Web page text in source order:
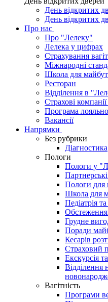
День відкритих
День відкритих
Про нас
Про "Лелеку"
Лелека у цифрах
Страхування
Міжнародні
Школа для
Ресторан
Відділення в
Страхові
Програма
Вакансії
Напрямки
Без рубрики
Діагностика
Пологи
Пологи у
Пологи для
Школа для
Педіатрія
Грудне
Поради
Кесарів
Страховий
Екскурсія
Відділення
Вагітність
Програми